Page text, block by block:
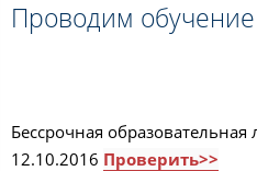
Проводим обучение
Бессрочная
12.10.2016 Проверить>>